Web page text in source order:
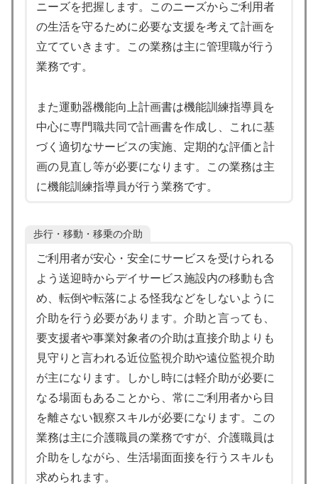
ニーズを把握します。このニーズからご利用者
の生活を守るために必要な支援を考えて計画を
立てていきます。この業務は主に管理職が行う
業務です。
また運動器機能向上計画書は機能訓練指導員を
中心に専門職共同で計画書を作成し、これに基
づく適切なサービスの実施、定期的な評価と計
画の見直し等が必要になります。この業務は主
に機能訓練指導員が行う業務です。
歩行・移動・移乗の介助
ご利用者が安心・安全にサービスを受けられる
よう送迎時からデイサービス施設内の移動も含
め、転倒や転落による怪我などをしないように
介助を行う必要があります。介助と言っても、
要支援者や事業対象者の介助は直接介助よりも
見守りと言われる近位監視介助や遠位監視介助
が主になります。しかし時には軽介助が必要に
なる場面もあることから、常にご利用者から目
を離さない観察スキルが必要になります。この
業務は主に介護職員の業務ですが、介護職員は
介助をしながら、生活場面面接を行うスキルも
求められます。